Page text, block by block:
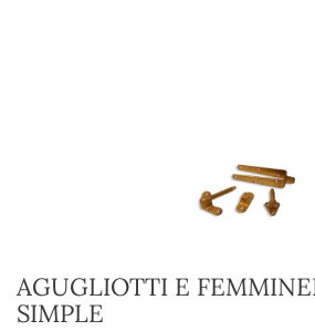
AGUGLIOTTI E
SIMPLE